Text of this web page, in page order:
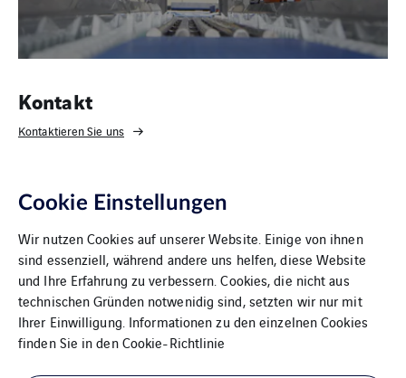
Kontakt
Kontaktieren Sie uns
VINCI Energies Belgium
Cookie Einstellungen
Wir nutzen Cookies auf unserer Website. Einige von ihnen
sind essenziell, während andere uns helfen, diese Website
und Ihre Erfahrung zu verbessern. Cookies, die nicht aus
technischen Gründen notwenidig sind, setzten wir nur mit
Ihrer Einwilligung. Informationen zu den einzelnen Cookies
finden Sie in denCookie-Richtlinie